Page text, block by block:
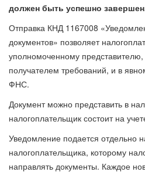
должен быть успешно
Отправка КНД 1167008
документов» позволяет
уполномоченному
получателем требований, и в
ФНС.
Документ можно представить в
налогоплательщик состоит на
Уведомление подается отдельно
налогоплательщика, которому
направлять документы. Каждое